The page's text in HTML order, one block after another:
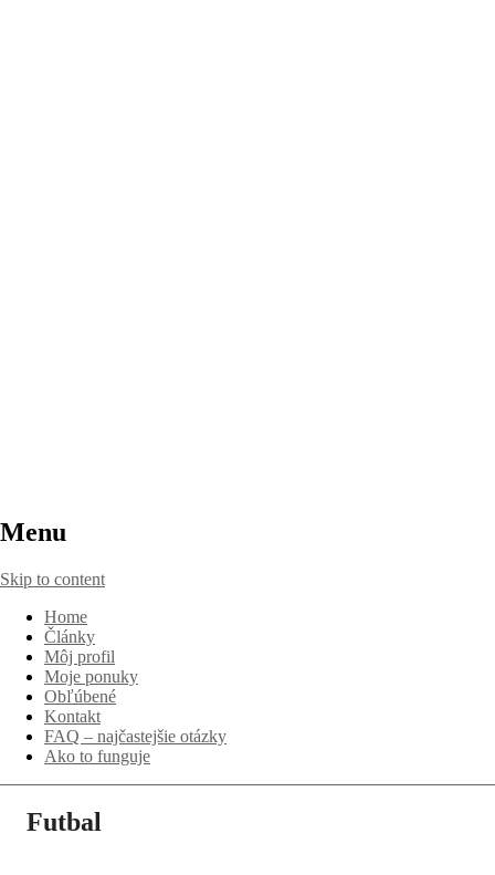
Menu
Skip to content
Home
Články
Môj profil
Moje ponuky
Obľúbené
Kontakt
FAQ – najčastejšie otázky
Ako to funguje
Futbal